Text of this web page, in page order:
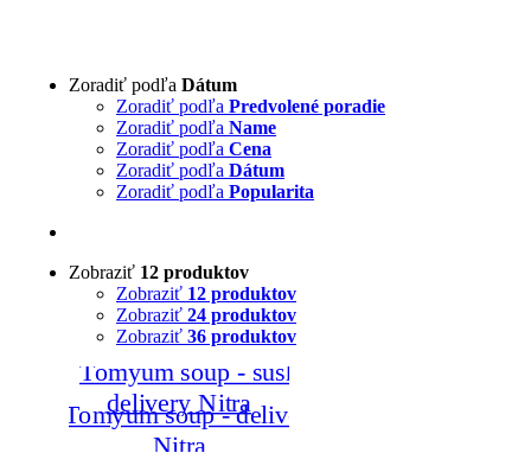
Zoradiť podľa Dátum
Zoradiť podľa Predvolené poradie
Zoradiť podľa Name
Zoradiť podľa Cena
Zoradiť podľa Dátum
Zoradiť podľa Popularita
Zobraziť 12 produktov
Zobraziť 12 produktov
Zobraziť 24 produktov
Zobraziť 36 produktov